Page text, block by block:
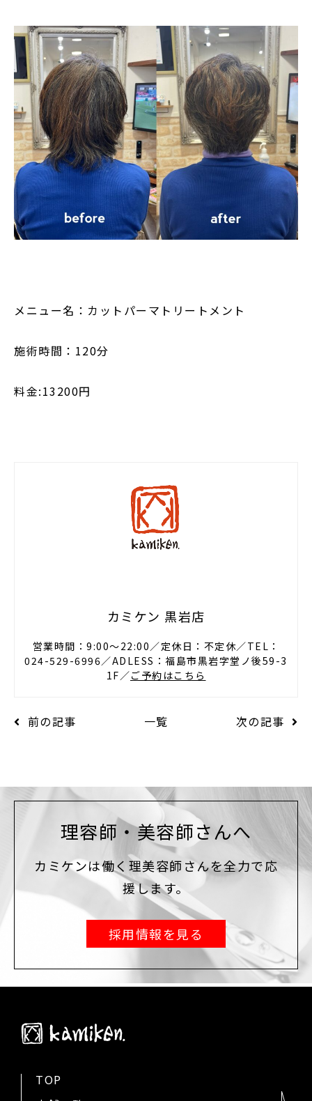
メニュー名：カットパーマトリートメント
施術時間：120分
料金:13200円
カミケン 黒岩店
営業時間：9:00〜22:00／定休日：不定休／TEL：
024-529-6996／ADLESS：福島市黒岩字堂ノ後59-3
1F／ご予約はこちら
前の記事 一覧 次の記事
理容師・美容師さんへ
カミケンは働く理美容師さんを全力で応
援します。
採用情報を見る
TOP